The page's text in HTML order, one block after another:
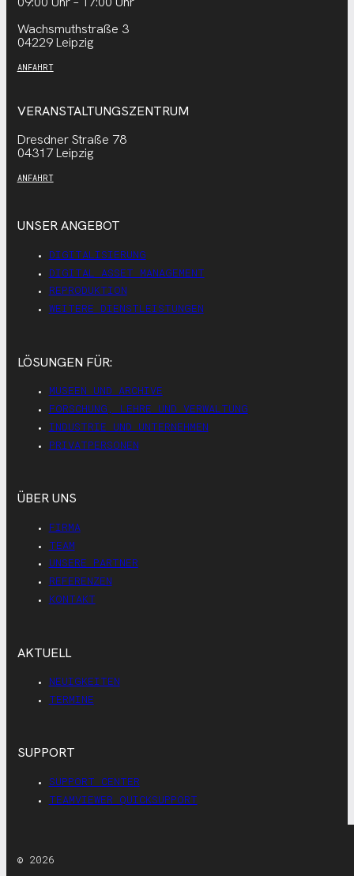
Wachsmuthstraße 3
04229 Leipzig
ANFAHRT
VERANSTALTUNGSZENTRUM
Dresdner Straße 78
04317 Leipzig
ANFAHRT
UNSER ANGEBOT
DIGITALISIERUNG
DIGITAL ASSET MANAGEMENT
REPRODUKTION
WEITERE DIENSTLEISTUNGEN
LÖSUNGEN FÜR:
MUSEEN UND ARCHIVE
FORSCHUNG, LEHRE UND VERWALTUNG
INDUSTRIE UND UNTERNEHMEN
PRIVATPERSONEN
ÜBER UNS
FIRMA
TEAM
UNSERE PARTNER
REFERENZEN
KONTAKT
AKTUELL
NEUIGKEITEN
TERMINE
SUPPORT
SUPPORT CENTER
TEAMVIEWER QUICKSUPPORT
© 2026